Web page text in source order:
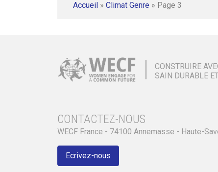
Accueil » Climat Genre » Page 3
CONSTRUIRE
SAIN DURABLE
CONTACTEZ-NOUS
WECF France - 74100 Annemasse - Haute-
Ecrivez-nous